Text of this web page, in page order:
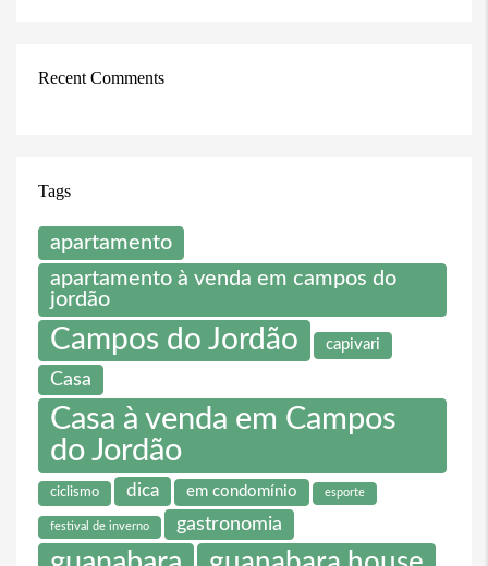
Recent Comments
Tags
apartamento
apartamento à venda em campos do
jordão
Campos do Jordão capivari
Casa
Casa à venda em Campos
do Jordão
ciclismo dica em condomínio esporte
festival de inverno gastronomia